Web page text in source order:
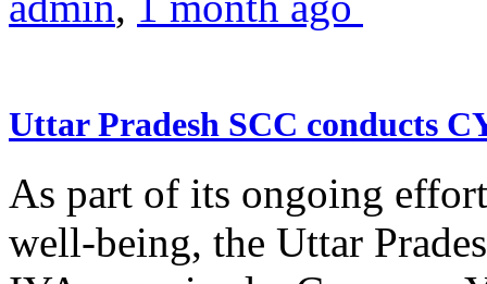
Uttar Pradesh SCC conducts
As part of its ongoing
well-being, the Uttar